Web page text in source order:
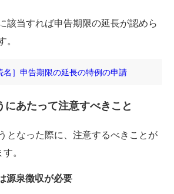
該当すれば申告期限の延長が認めら
名］申告期限の延長の特例の申請
にあたって注意すべきこと
となった際に、注意するべきことが
。
源泉徴収が必要